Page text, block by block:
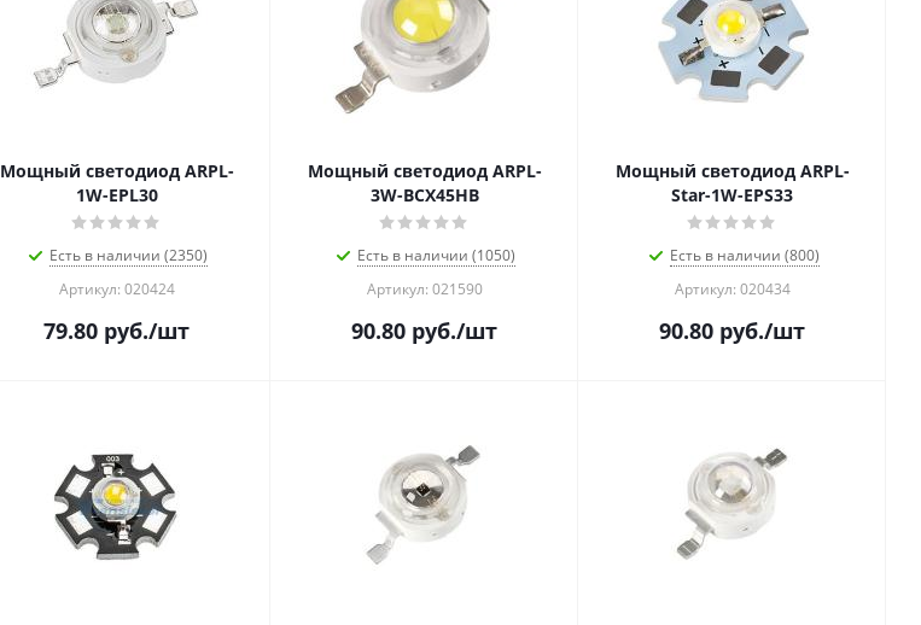
Мощный светодиод ARPL-
1W-EPL30
Есть в наличии (2350)
Артикул: 020424
79.80 руб./шт
Мощный светодиод ARPL-
3W-BCX45HB
Есть в наличии (1050)
Артикул: 021590
90.80 руб./шт
Мощный светодиод ARPL-
Star-1W-EPS33
Есть в наличии (800)
Артикул: 020434
90.80 руб./шт